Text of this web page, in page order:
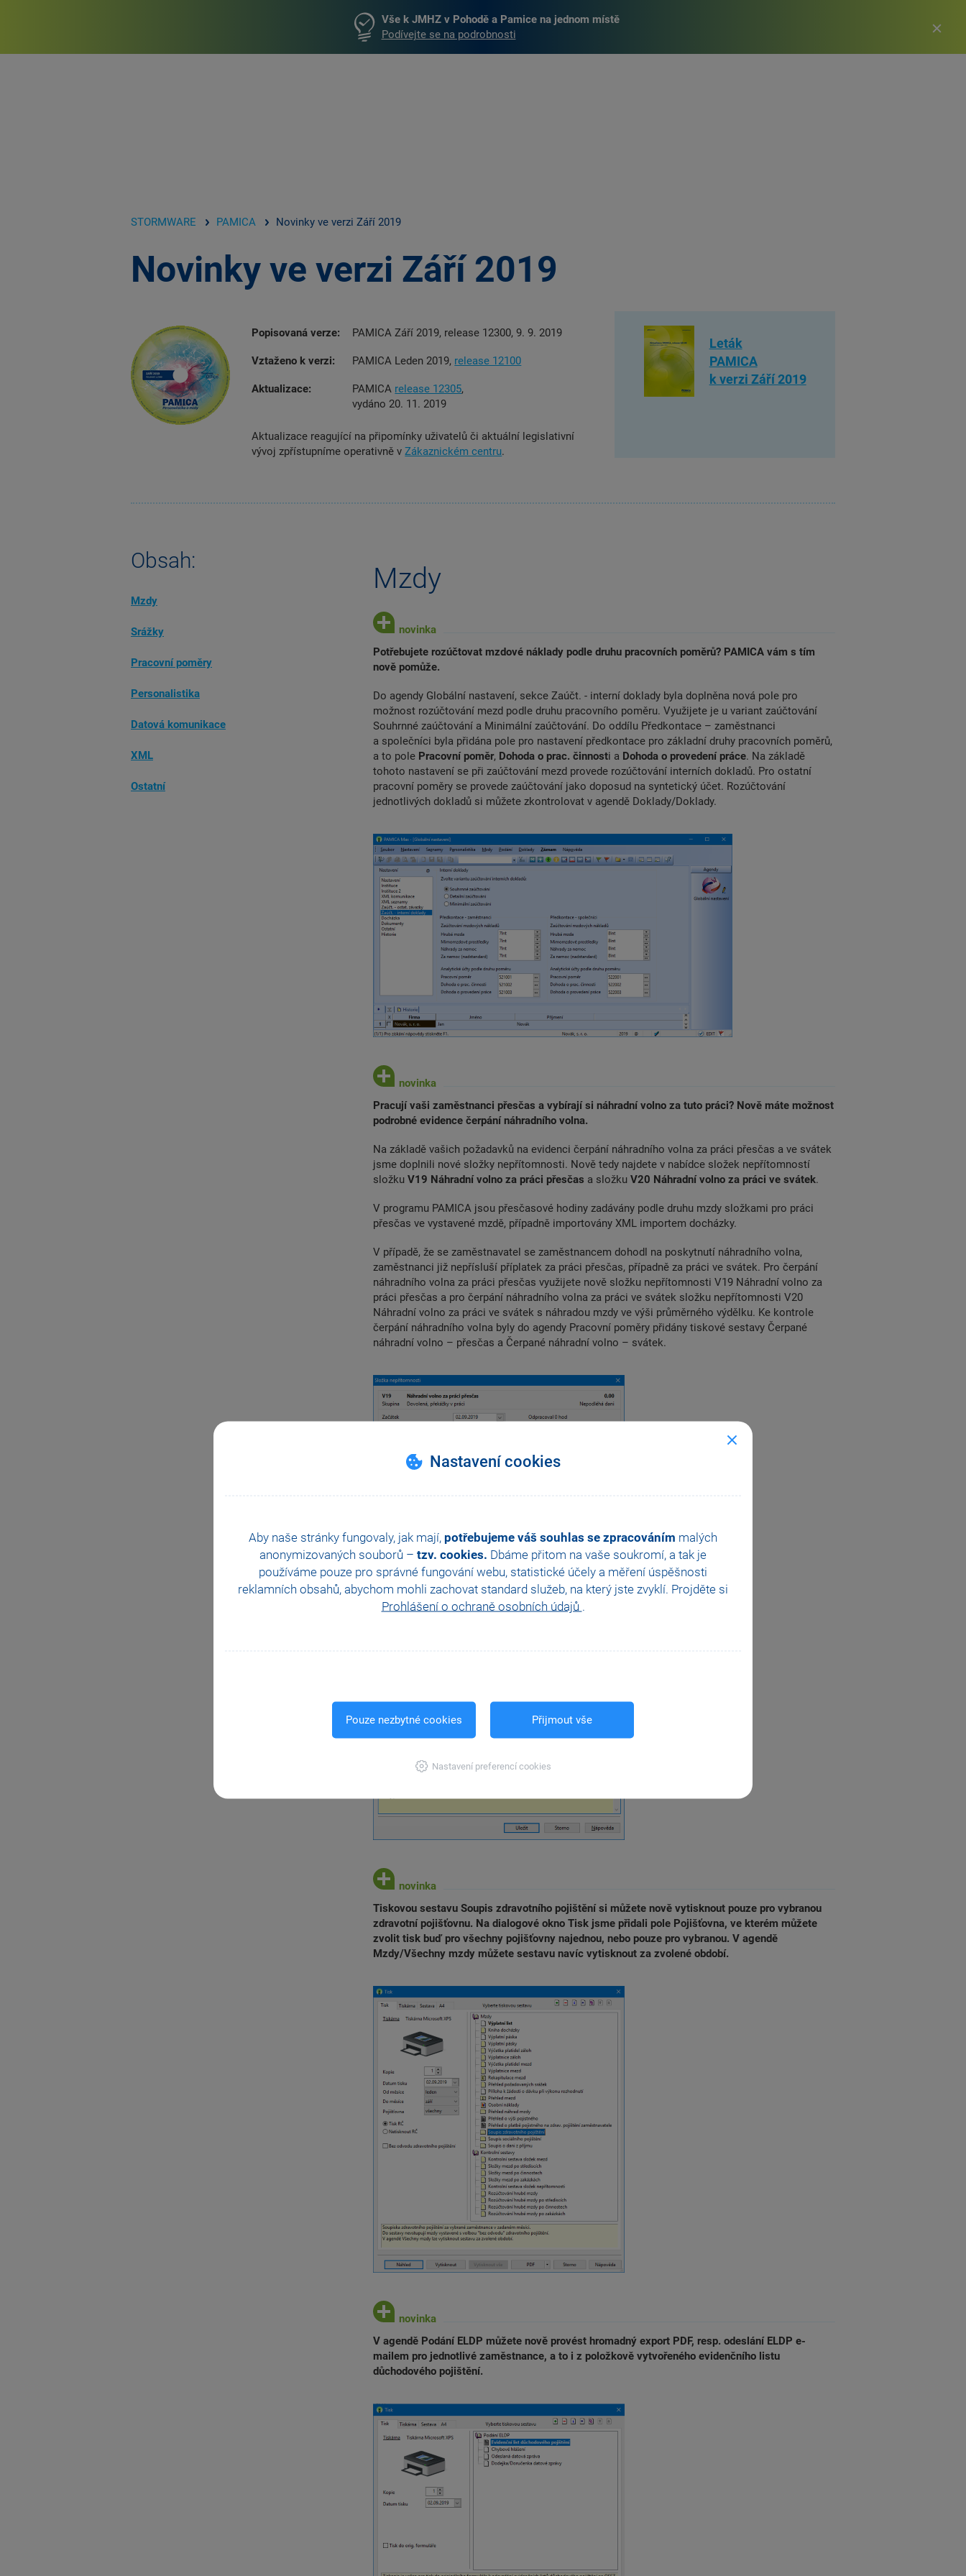
Nastavení cookies
Aby naše stránky fungovaly, jak mají, potřebujeme váš souhlas se zpracováním malých
anonymizovaných souborů – tzv. cookies. Dbáme přitom na vaše soukromí, a tak je
používáme pouze pro správné fungování webu, statistické účely a měření úspěšnosti
reklamních obsahů, abychom mohli zachovat standard služeb, na který jste zvyklí. Projděte si
Prohlášení o ochraně osobních údajů .
Pouze nezbytné cookies Přijmout vše
Nastavení preferencí cookies
Vše k JMHZ v Pohodě a Pamice na jednom místě
Podívejte se na podrobnosti
STORMWARE PAMICA Novinky ve verzi Září 2019
Novinky ve verzi Září 2019
Popisovaná verze: PAMICA Září 2019, release 12300, 9. 9. 2019
Vztaženo k verzi: PAMICA Leden 2019, release 12100
Aktualizace: PAMICA release 12305,
vydáno 20. 11. 2019
Leták
PAMICA
k verzi Září 2019
Aktualizace reagující na připomínky uživatelů či aktuální legislativní
vývoj zpřístupníme operativně vZákaznickém centru.
Obsah:
Mzdy
Srážky
Pracovní poměry
Personalistika
Datová komunikace
XML
Ostatní
Mzdy
Potřebujete rozúčtovat mzdové náklady podle druhu pracovních poměrů? PAMICA vám s tím
nově pomůže.
Do agendy Globální nastavení, sekce Zaúčt. - interní doklady byla doplněna nová pole pro
možnost rozúčtování mezd podle druhu pracovního poměru. Využijete je u variant zaúčtování
Souhrnné zaúčtování a Minimální zaúčtování. Do oddílu Předkontace – zaměstnanci
a společníci byla přidána pole pro nastavení předkontace pro základní druhy pracovních poměrů,
a to pole Pracovní poměr, Dohoda o prac. činnosti a Dohoda o provedení práce. Na základě
tohoto nastavení se při zaúčtování mezd provede rozúčtování interních dokladů. Pro ostatní
pracovní poměry se provede zaúčtování jako doposud na syntetický účet. Rozúčtování
jednotlivých dokladů si můžete zkontrolovat v agendě Doklady/Doklady.
Pracují vaši zaměstnanci přesčas a vybírají si náhradní volno za tuto práci? Nově máte možnost
podrobné evidence čerpání náhradního volna.
Na základě vašich požadavků na evidenci čerpání náhradního volna za práci přesčas a ve svátek
jsme doplnili nové složky nepřítomnosti. Nově tedy najdete v nabídce složek nepřítomností
složku V19 Náhradní volno za práci přesčas a složku V20 Náhradní volno za práci ve svátek.
V programu PAMICA jsou přesčasové hodiny zadávány podle druhu mzdy složkami pro práci
přesčas ve vystavené mzdě, případně importovány XML importem docházky.
V případě, že se zaměstnavatel se zaměstnancem dohodl na poskytnutí náhradního volna,
zaměstnanci již nepřísluší příplatek za práci přesčas, případně za práci ve svátek. Pro čerpání
náhradního volna za práci přesčas využijete nově složku nepřítomnosti V19 Náhradní volno za
práci přesčas a pro čerpání náhradního volna za práci ve svátek složku nepřítomnosti V20
Náhradní volno za práci ve svátek s náhradou mzdy ve výši průměrného výdělku. Ke kontrole
čerpání náhradního volna byly do agendy Pracovní poměry přidány tiskové sestavy Čerpané
náhradní volno – přesčas a Čerpané náhradní volno – svátek.
Tiskovou sestavu Soupis zdravotního pojištění si můžete nově vytisknout pouze pro vybranou
zdravotní pojišťovnu. Na dialogové okno Tisk jsme přidali pole Pojišťovna, ve kterém můžete
zvolit tisk buď pro všechny pojišťovny najednou, nebo pouze pro vybranou. V agendě
Mzdy/Všechny mzdy můžete sestavu navíc vytisknout za zvolené období.
V agendě Podání ELDP můžete nově provést hromadný export PDF, resp. odeslání ELDP e-
mailem pro jednotlivé zaměstnance, a to i z položkově vytvořeného evidenčního listu
důchodového pojištění.